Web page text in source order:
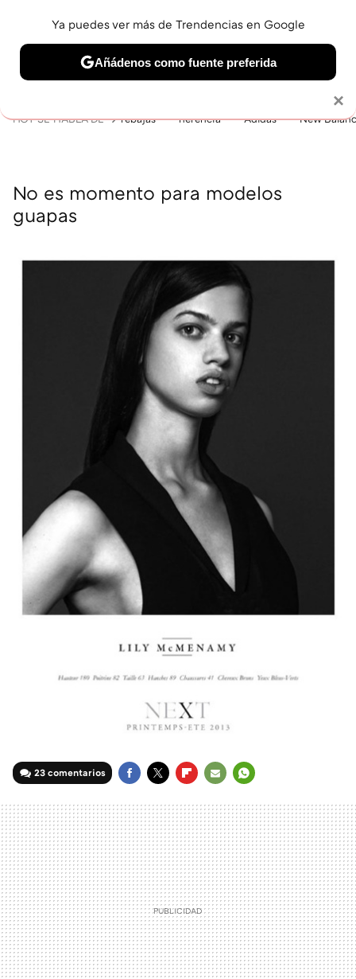
BELLEZA SHOPPING VIAJES GASTRO SNEAKERS
HOY SE HABLA DE rebajas herencia Adidas New
No es momento para modelos
guapas
23 comentarios
MAIL
×
Ya puedes ver más de Trendencias en Google
Añádenos como fuente preferida